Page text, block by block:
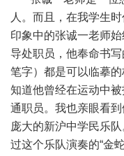
人。而且，在我学生
印象中的张诚一老师
导处职员，他奉命书
笔字）都是可以临摹
知道他曾经在运动中
通职员。我也亲眼看
庞大的新沪中学民乐
过这个乐队演奏的“金